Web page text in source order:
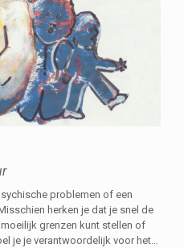
problemen of een
herken je dat je snel de
grenzen kunt stellen of
je je verantwoordelijk voor het